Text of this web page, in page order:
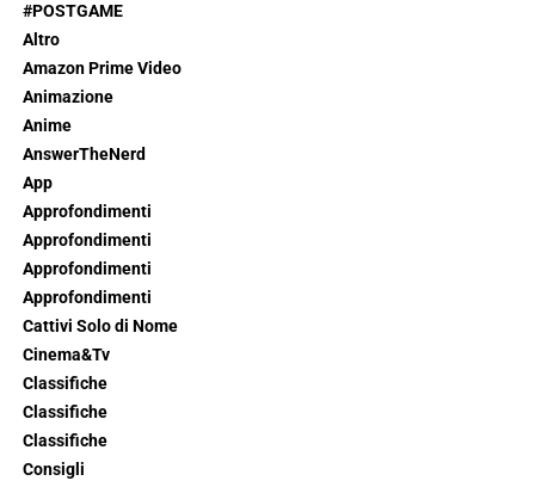
#POSTGAME
Altro
Amazon Prime Video
Animazione
Anime
AnswerTheNerd
App
Approfondimenti
Approfondimenti
Approfondimenti
Approfondimenti
Cattivi Solo di Nome
Cinema&Tv
Classifiche
Classifiche
Classifiche
Consigli